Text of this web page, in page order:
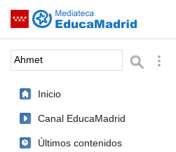
Saltar navegación
Palabra o frase:
Inicio
Canal EducaMadrid
Últimos contenidos